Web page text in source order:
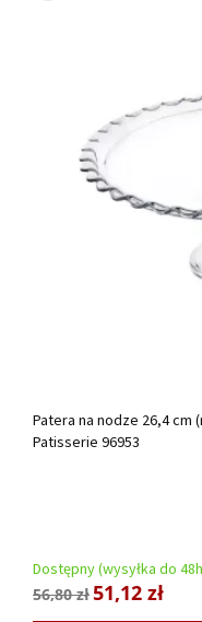
Patera na nodze 26,4 cm
Patisserie 96953
Dostępny (wysyłka do
56,80 zł51,12 zł